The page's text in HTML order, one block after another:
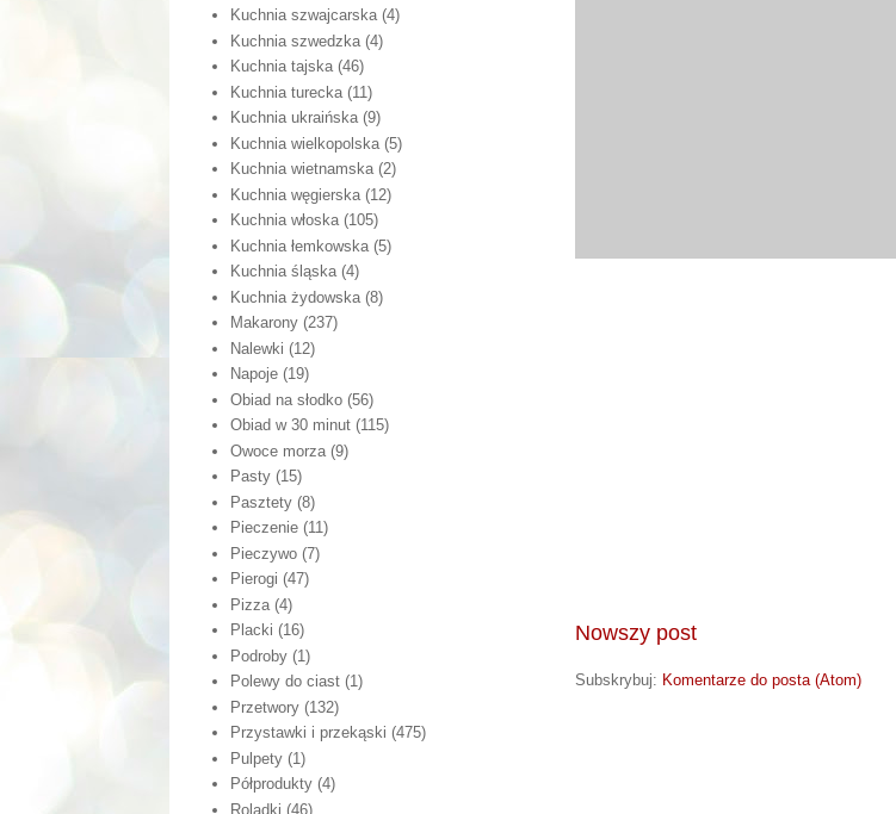
Nowszy post
Subskrybuj: Komentarze do posta (Atom)
Kuchnia szwajcarska (4)
Kuchnia szwedzka (4)
Kuchnia tajska (46)
Kuchnia turecka (11)
Kuchnia ukraińska (9)
Kuchnia wielkopolska (5)
Kuchnia wietnamska (2)
Kuchnia węgierska (12)
Kuchnia włoska (105)
Kuchnia łemkowska (5)
Kuchnia śląska (4)
Kuchnia żydowska (8)
Makarony (237)
Nalewki (12)
Napoje (19)
Obiad na słodko (56)
Obiad w 30 minut (115)
Owoce morza (9)
Pasty (15)
Pasztety (8)
Pieczenie (11)
Pieczywo (7)
Pierogi (47)
Pizza (4)
Placki (16)
Podroby (1)
Polewy do ciast (1)
Przetwory (132)
Przystawki i przekąski (475)
Pulpety (1)
Półprodukty (4)
Roladki (46)